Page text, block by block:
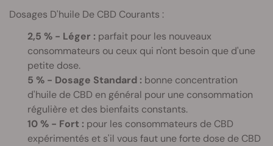
Dosages D'huile De CBD Courants :
2,5 % - Léger : parfait pour les nouveaux
consommateurs ou ceux qui n'ont besoin que d'une
petite dose.
5 % - Dosage Standard : bonne concentration
d'huile de CBD en général pour une consommation
régulière et des bienfaits constants.
10 % - Fort : pour les consommateurs de CBD
expérimentés et s'il vous faut une forte dose de CBD